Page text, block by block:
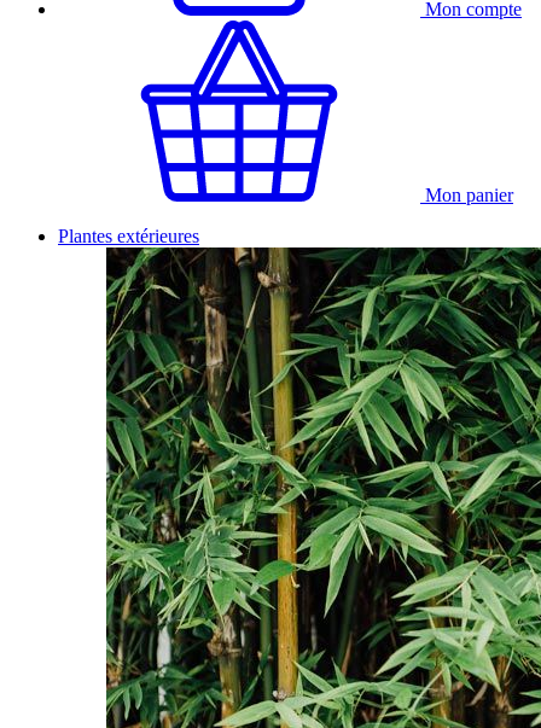
Mon compte
Mon panier
Plantes extérieures